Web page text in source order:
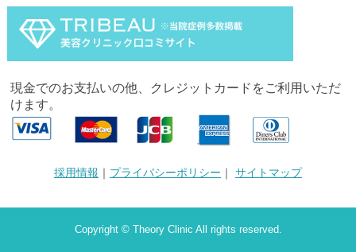
現金でのお支払いの他、クレジットカードをご利用いただ
けます。
採用情報 ｜ プライバシーポリシー ｜ サイトマップ
Copyright © Theory Clinic All rights reserved.